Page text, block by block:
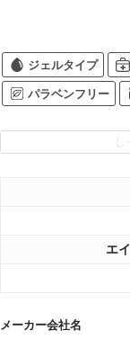
ジェルタイプ
パラベンフリー
し
エ
メーカー会社名